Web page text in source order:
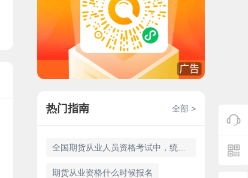
热门指南 全部 >
期货从业资格什么时候报名